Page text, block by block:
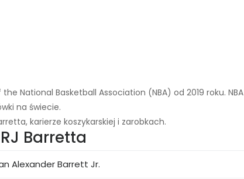
National Basketball Association (NBA) od 2019 roku. NBA
na świecie.
karierze koszykarskiej i zarobkach.
Barretta
Alexander Barrett Jr.